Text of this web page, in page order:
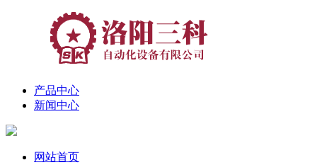
产品中心
新闻中心
网站首页